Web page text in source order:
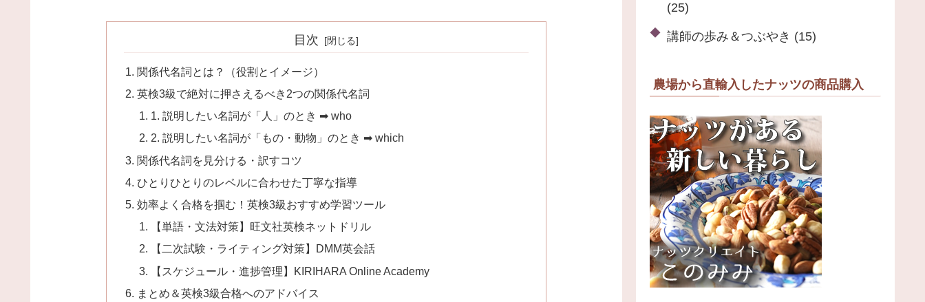
目次
関係代名詞とは？（役割とイメージ）
英検3級で絶対に押さえるべき2つの関係代名詞
1. 説明したい名詞が「人」のとき ➡ who
2. 説明したい名詞が「もの・動物」のとき ➡ which
関係代名詞を見分ける・訳すコツ
ひとりひとりのレベルに合わせた丁寧な指導
効率よく合格を掴む！英検3級おすすめ学習ツール
【単語・文法対策】旺文社英検ネットドリル
【二次試験・ライティング対策】DMM英会話
【スケジュール・進捗管理】KIRIHARA Online Academy
まとめ＆英検3級合格へのアドバイス
(25)
講師の歩み＆つぶやき (15)
農場から直輸入したナッツの商品購入